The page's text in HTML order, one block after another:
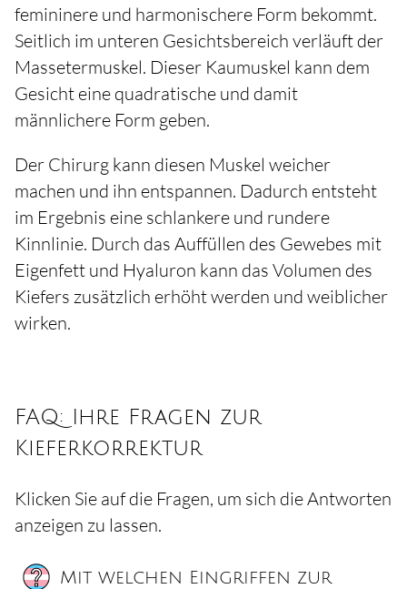
femininere und harmonischere Form bekommt.
Seitlich im unteren Gesichtsbereich verläuft der
Massetermuskel. Dieser Kaumuskel kann dem
Gesicht eine quadratische und damit
männlichere Form geben.
Der Chirurg kann diesen Muskel weicher
machen und ihn entspannen. Dadurch entsteht
im Ergebnis eine schlankere und rundere
Kinnlinie. Durch das Auffüllen des Gewebes mit
Eigenfett und Hyaluron kann das Volumen des
Kiefers zusätzlich erhöht werden und weiblicher
wirken.
FAQ: Ihre Fragen zur
Kieferkorrektur
Klicken Sie auf die Fragen, um sich die Antworten
anzeigen zu lassen.
Mit welchen Eingriffen zur